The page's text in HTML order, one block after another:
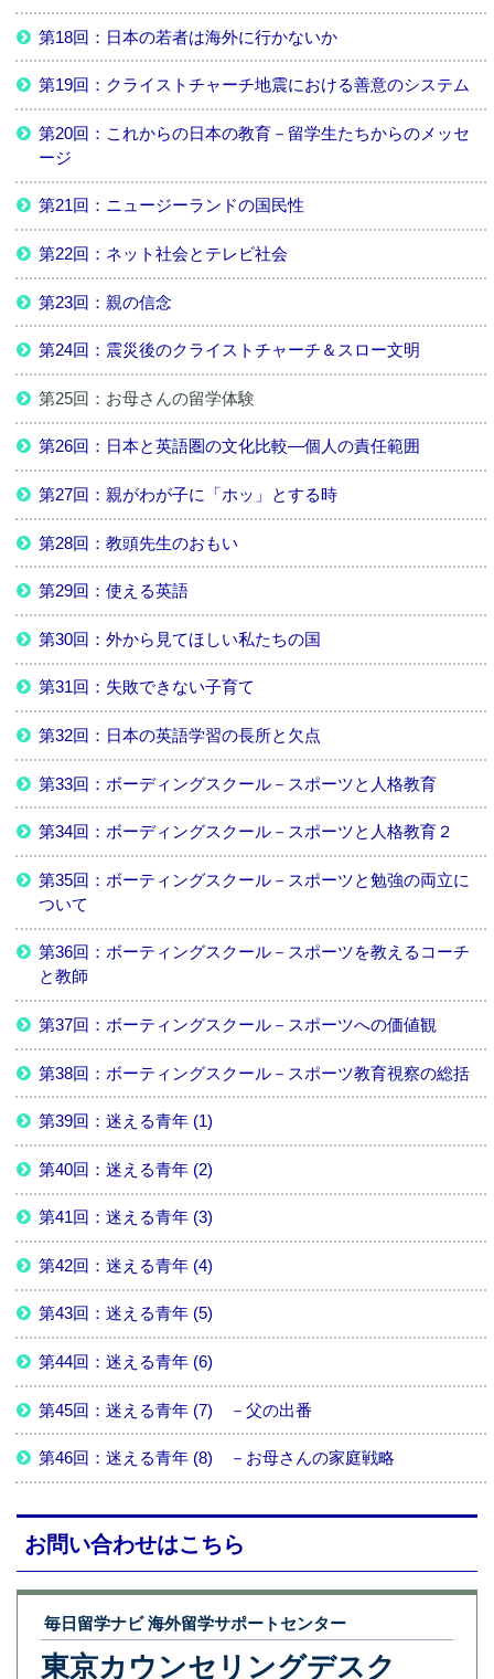
第18回：日本の若者は海外に行かないか
第19回：クライストチャーチ地震における善意のシステム
第20回：これからの日本の教育－留学生たちからのメッセ
ージ
第21回：ニュージーランドの国民性
第22回：ネット社会とテレビ社会
第23回：親の信念
第24回：震災後のクライストチャーチ＆スロー文明
第25回：お母さんの留学体験
第26回：日本と英語圏の文化比較―個人の責任範囲
第27回：親がわが子に「ホッ」とする時
第28回：教頭先生のおもい
第29回：使える英語
第30回：外から見てほしい私たちの国
第31回：失敗できない子育て
第32回：日本の英語学習の長所と欠点
第33回：ボーディングスクール－スポーツと人格教育
第34回：ボーディングスクール－スポーツと人格教育２
第35回：ボーティングスクール－スポーツと勉強の両立に
ついて
第36回：ボーティングスクール－スポーツを教えるコーチ
と教師
第37回：ボーティングスクール－スポーツへの価値観
第38回：ボーティングスクール－スポーツ教育視察の総括
第39回：迷える青年 (1)
第40回：迷える青年 (2)
第41回：迷える青年 (3)
第42回：迷える青年 (4)
第43回：迷える青年 (5)
第44回：迷える青年 (6)
第45回：迷える青年 (7) －父の出番
第46回：迷える青年 (8) －お母さんの家庭戦略
お問い合わせはこちら
毎日留学ナビ 海外留学サポートセンター
東京カウンセリングデスク